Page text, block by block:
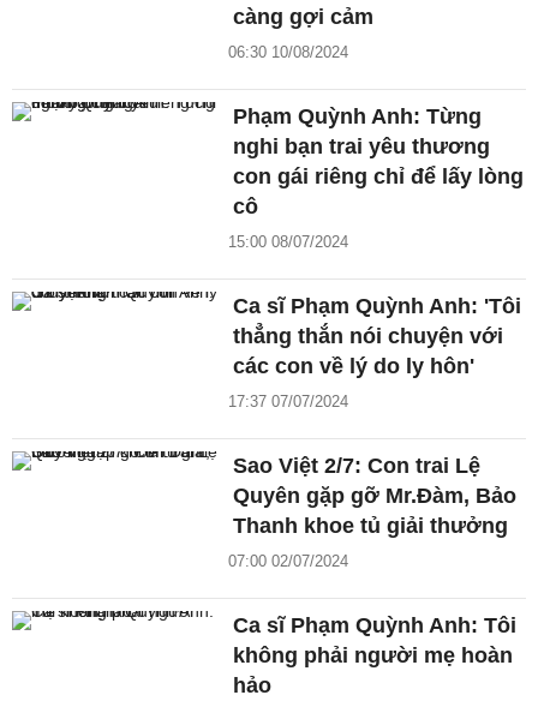
càng gợi cảm
06:30 10/08/2024
Phạm Quỳnh Anh: Từng
nghi bạn trai yêu thương
con gái riêng chỉ để lấy lòng
cô
15:00 08/07/2024
Ca sĩ Phạm Quỳnh Anh: 'Tôi
thẳng thắn nói chuyện với
các con về lý do ly hôn'
17:37 07/07/2024
Sao Việt 2/7: Con trai Lệ
Quyên gặp gỡ Mr.Đàm, Bảo
Thanh khoe tủ giải thưởng
07:00 02/07/2024
Ca sĩ Phạm Quỳnh Anh: Tôi
không phải người mẹ hoàn
hảo